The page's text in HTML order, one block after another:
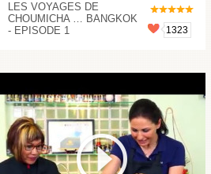
LES VOYAGES DE
CHOUMICHA … BANGKOK
- EPISODE 1
1323